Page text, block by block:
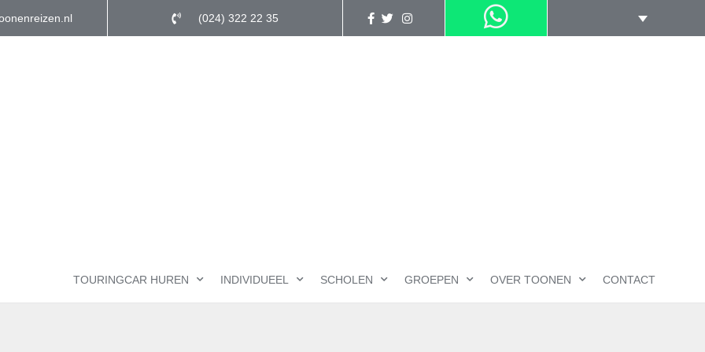
(024) 322 22 35
TOURINGCAR HUREN INDIVIDUEEL SCHOLEN GROEPEN OVER TOONEN CONTACT